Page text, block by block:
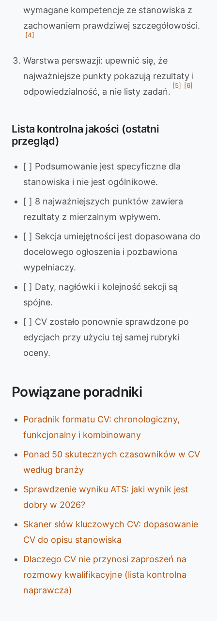
wymagane kompetencje ze stanowiska z
zachowaniem prawdziwej szczegółowości.
[4]
Warstwa perswazji: upewnić się, że
najważniejsze punkty pokazują rezultaty i
odpowiedzialność, a nie listy zadań.
[5] [6]
Lista kontrolna jakości (ostatni
przegląd)
[ ] Podsumowanie jest specyficzne dla
stanowiska i nie jest ogólnikowe.
[ ] 8 najważniejszych punktów zawiera
rezultaty z mierzalnym wpływem.
[ ] Sekcja umiejętności jest dopasowana do
docelowego ogłoszenia i pozbawiona
wypełniaczy.
[ ] Daty, nagłówki i kolejność sekcji są
spójne.
[ ] CV zostało ponownie sprawdzone po
edycjach przy użyciu tej samej rubryki
oceny.
Powiązane poradniki
Poradnik formatu CV: chronologiczny,
funkcjonalny i kombinowany
Ponad 50 skutecznych czasowników w CV
według branży
Sprawdzenie wyniku ATS: jaki wynik jest
dobry w 2026?
Skaner słów kluczowych CV: dopasowanie
CV do opisu stanowiska
Dlaczego CV nie przynosi zaproszeń na
rozmowy kwalifikacyjne (lista kontrolna
naprawcza)